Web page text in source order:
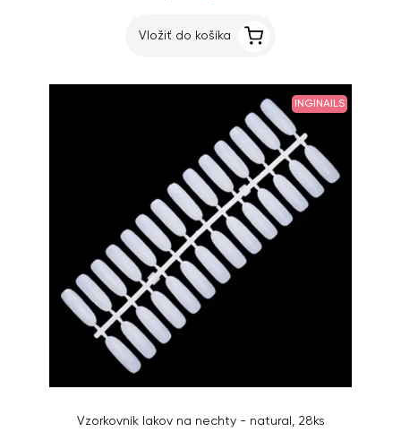
Vložiť do košíka
INGINAILS
Vzorkovník lakov na nechty - natural, 28ks